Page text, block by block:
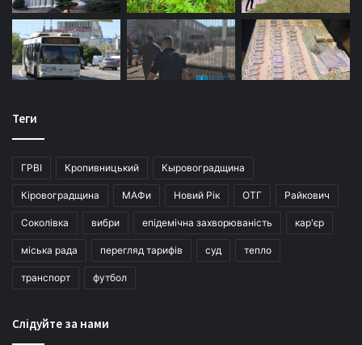
Теги
ГРВІ Кропивницький Кыровоградщина
Кіровоградщина МАФи Новий Рік ОТГ Райкович
Соколівка вибри епідемічна захворюваність кар'єр
міська рада перегляд тарифів суд тепло
транспорт футбол
Слідуйте за нами